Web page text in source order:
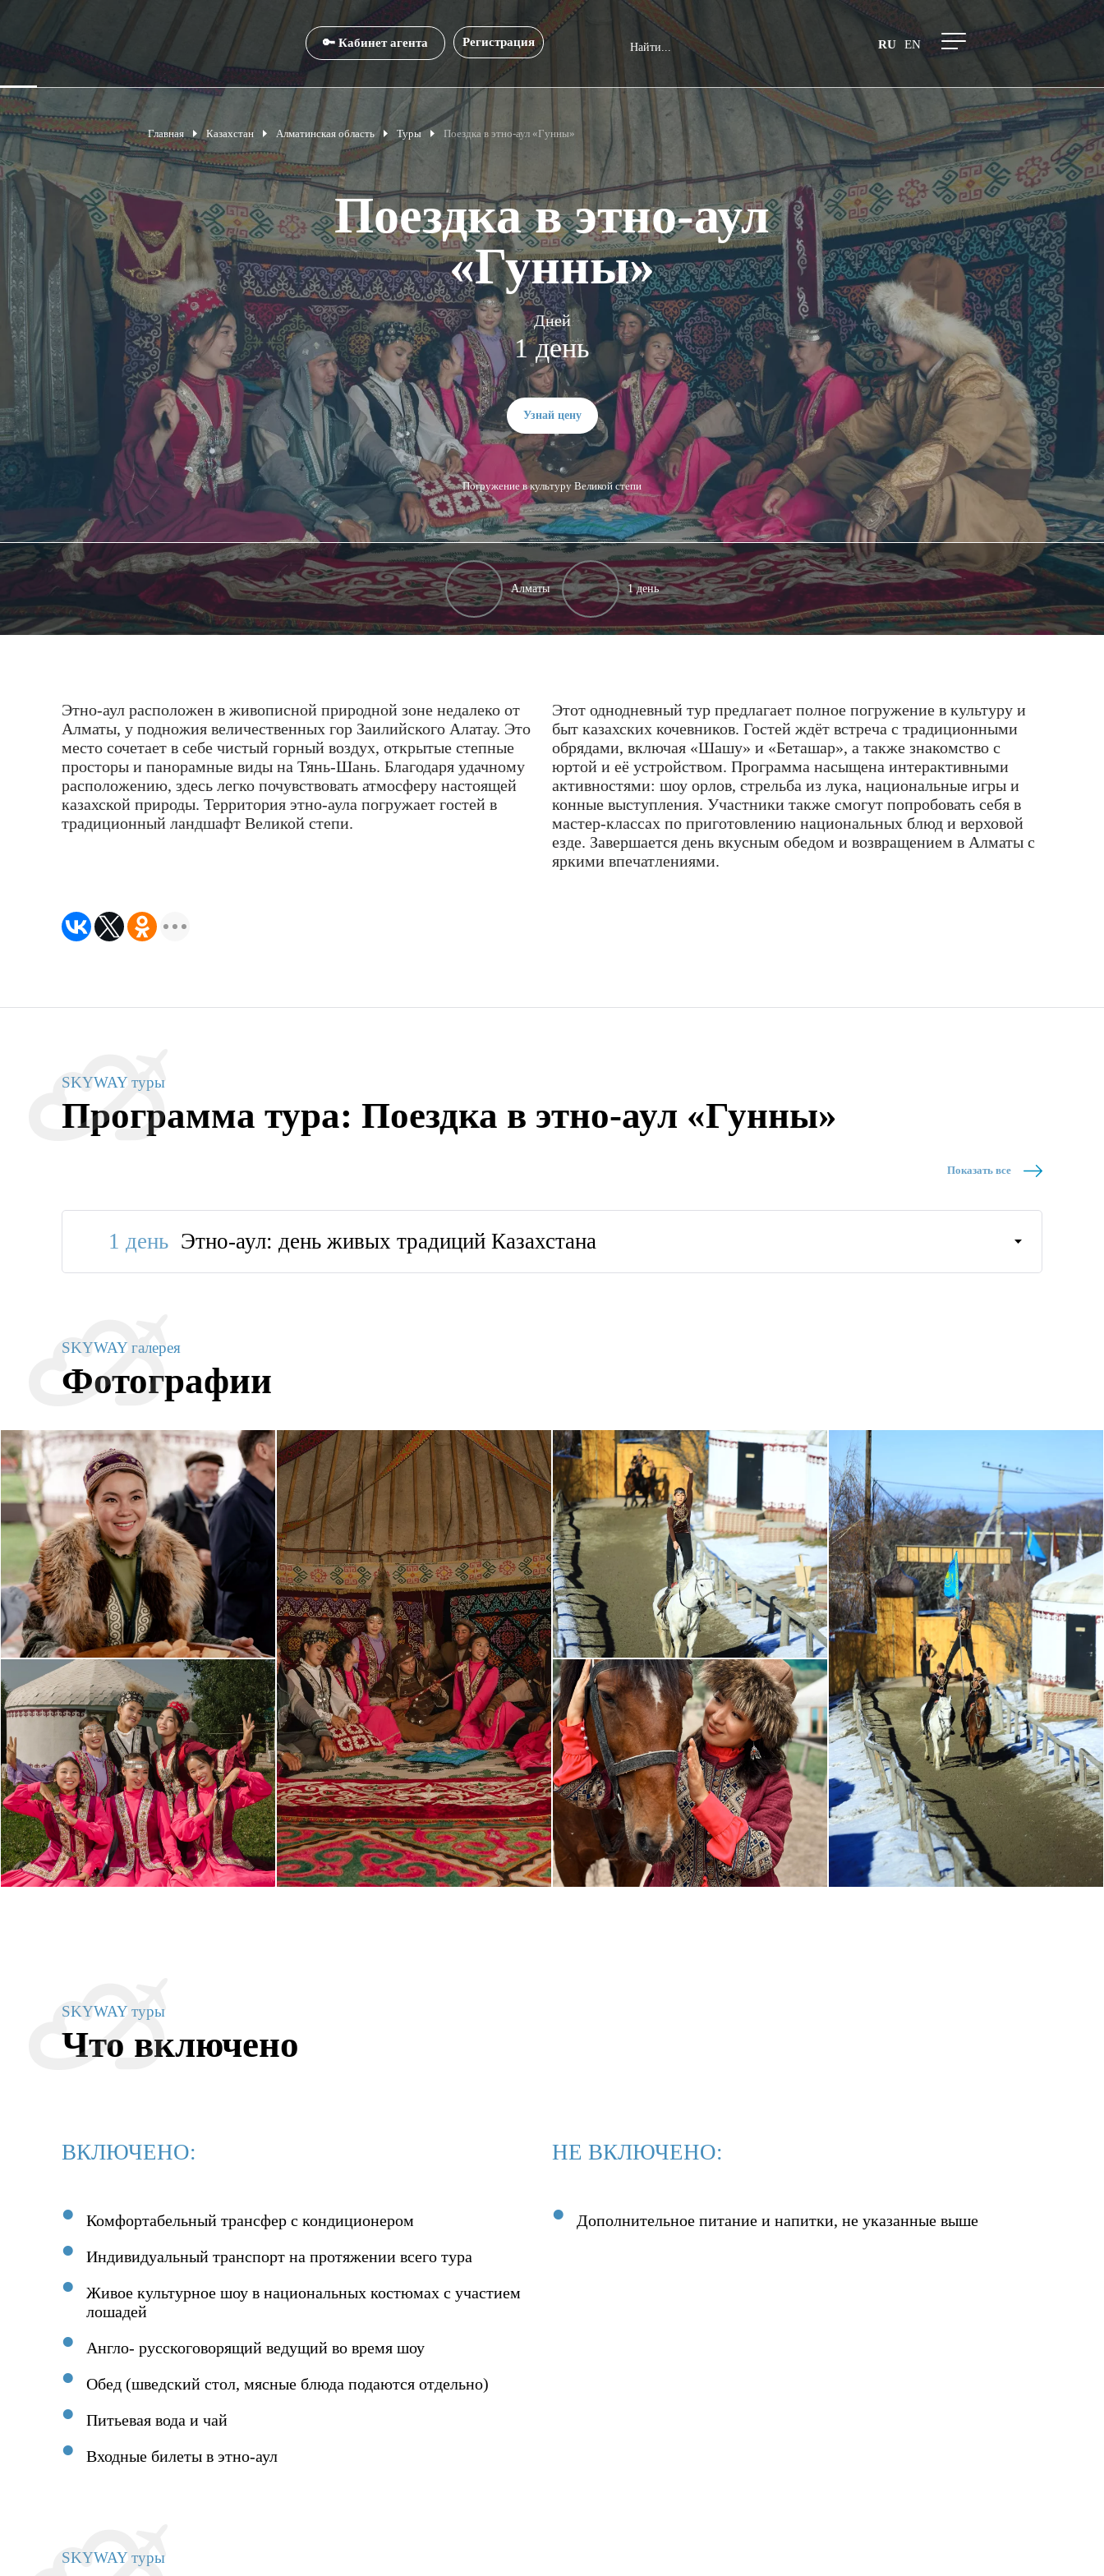
Регистрация
🔑 Кабинет агента RU EN
Главная Казахстан Алматинская область Туры Поездка в этно-аул «Гунны»
Поездка в этно-аул
«Гунны»
Дней
1 день
Узнай цену
Погружение в культуру Великой степи
Алматы 1 день
Этно-аул расположен в живописной природной зоне недалеко от
Алматы, у подножия величественных гор Заилийского Алатау. Это
место сочетает в себе чистый горный воздух, открытые степные
просторы и панорамные виды на Тянь-Шань. Благодаря удачному
расположению, здесь легко почувствовать атмосферу настоящей
казахской природы. Территория этно-аула погружает гостей в
традиционный ландшафт Великой степи.
Этот однодневный тур предлагает полное погружение в культуру и
быт казахских кочевников. Гостей ждёт встреча с традиционными
обрядами, включая «Шашу» и «Беташар», а также знакомство с
юртой и её устройством. Программа насыщена интерактивными
активностями: шоу орлов, стрельба из лука, национальные игры и
конные выступления. Участники также смогут попробовать себя в
мастер-классах по приготовлению национальных блюд и верховой
езде. Завершается день вкусным обедом и возвращением в Алматы с
яркими впечатлениями.
SKYWAY туры
Программа тура: Поездка в этно-аул «Гунны»
Показать все
1 день Этно-аул: день живых традиций Казахстана
SKYWAY галерея
Фотографии
SKYWAY туры
Что включено
ВКЛЮЧЕНО:
Комфортабельный трансфер с кондиционером
Индивидуальный транспорт на протяжении всего тура
Живое культурное шоу в национальных костюмах с участием
лошадей
Англо- русскоговорящий ведущий во время шоу
Обед (шведский стол, мясные блюда подаются отдельно)
Питьевая вода и чай
Входные билеты в этно-аул
НЕ ВКЛЮЧЕНО:
Дополнительное питание и напитки, не указанные выше
SKYWAY туры